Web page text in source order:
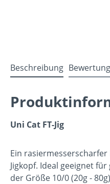
Beschreibung
Uni Cat FT-Jig
Ein
Jigkopf. Ideal geeignet
der Größe 10/0 (20g -